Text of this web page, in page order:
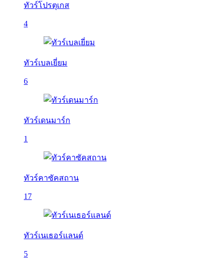
ทัวร์โปรตุเกส
4
ทัวร์เบลเยี่ยม
6
ทัวร์เดนมาร์ก
1
ทัวร์คาซัคสถาน
17
ทัวร์เนเธอร์แลนด์
5